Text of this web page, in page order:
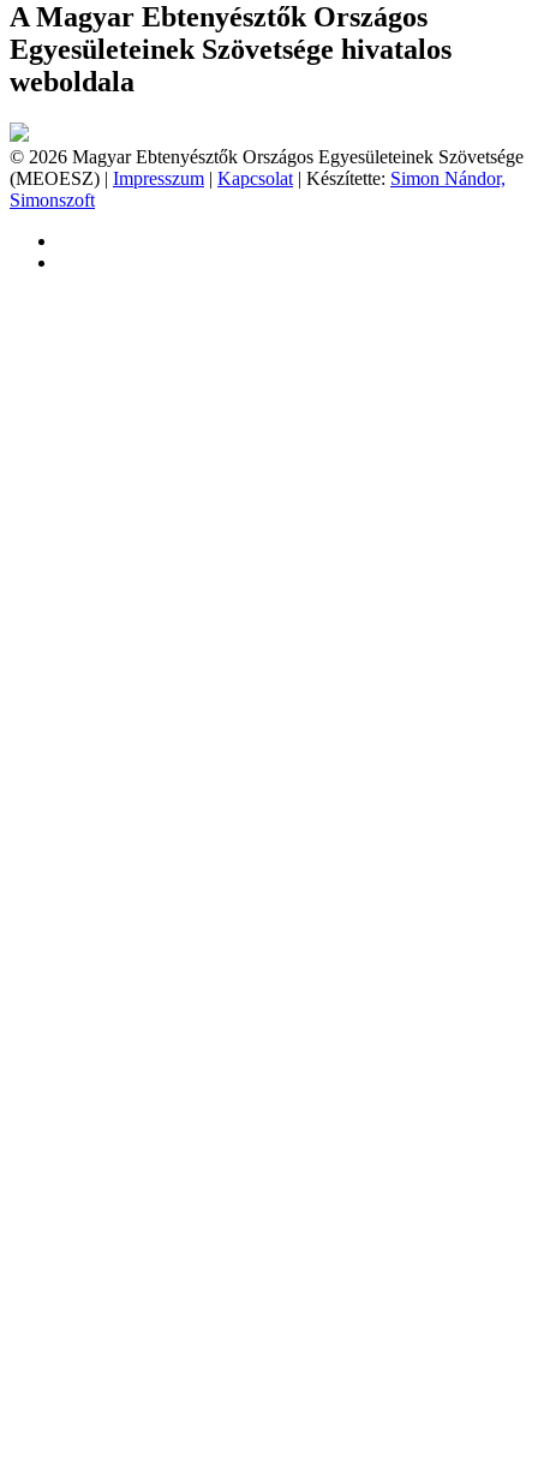
A Magyar Ebtenyésztők Országos
Egyesületeinek Szövetsége hivatalos
weboldala
© 2026 Magyar Ebtenyésztők Országos Egyesületeinek Szövetsége
(MEOESZ) | Impresszum | Kapcsolat | Készítette: Simon Nándor,
Simonszoft